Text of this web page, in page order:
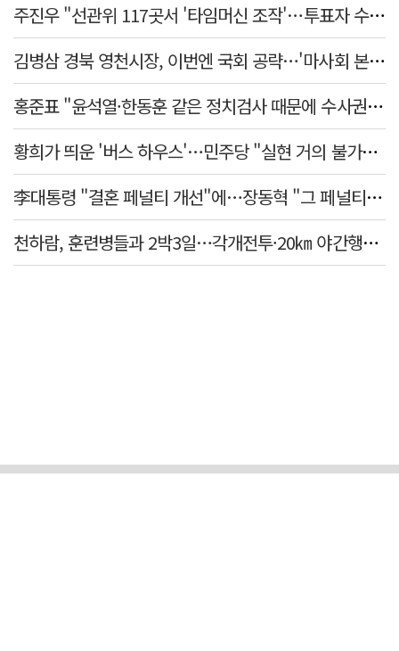
주진우 "선관위 117곳서 '타임머신 조작'…투표자 수 미리 입력"
김병삼 경북 영천시장, 이번엔 국회 공략…'마사회 본사 이전·광역교통망 확충' 요청
홍준표 "윤석열·한동훈 같은 정치검사 때문에 수사권마저 탈취 당해"
황희가 띄운 '버스 하우스'…민주당 "실현 거의 불가능, 해프닝으로 봐달라"
李대통령 "결혼 페널티 개선"에…장동혁 "그 페널티 만든 게 이 정권"
천하람, 훈련병들과 2박3일…각개전투·20㎞ 야간행군 체험